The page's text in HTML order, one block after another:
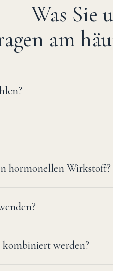
Was Sie
am
hormonellen Wirkstoff?
werden?